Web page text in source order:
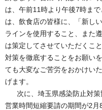
は、午前11時より午後7時ま
は、飲食店の皆様に、「新し
ラインを使用すること、また
は策定してさせていただくこ
対策を徹底することをお願い
ても大変なご苦労をおかけい
げます。
次に、埼玉県感染防止対策
営業時間短縮要請の期間が2